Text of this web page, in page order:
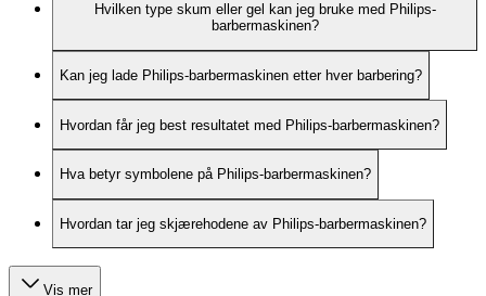
Hvilken type skum eller gel kan jeg bruke med Philips-
barbermaskinen?
Kan jeg lade Philips-barbermaskinen etter hver barbering?
Hvordan får jeg best resultatet med Philips-barbermaskinen?
Hva betyr symbolene på Philips-barbermaskinen?
Hvordan tar jeg skjærehodene av Philips-barbermaskinen?
Vis mer